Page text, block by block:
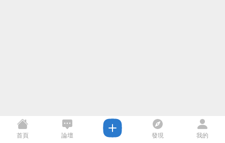
首頁 論壇 發現 我的